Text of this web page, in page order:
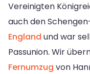
Vereinigten
auch den
England und war
Passunion. Wir
Fernumzug von